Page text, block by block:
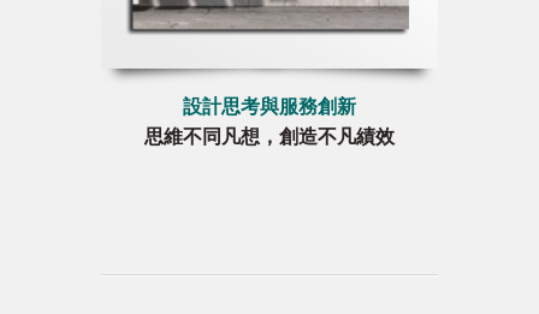
設計思考與服務創新
思維不同凡想，創造不凡績效